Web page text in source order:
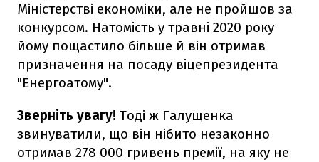
Міністерстві економіки, але не пройшов за
конкурсом. Натомість у травні 2020 року
йому пощастило більше й він отримав
призначення на посаду віцепрезидента
"Енергоатому".
Зверніть увагу! Тоді ж Галущенка
звинуватили, що він нібито незаконно
отримав 278 000 гривень премії, на яку не